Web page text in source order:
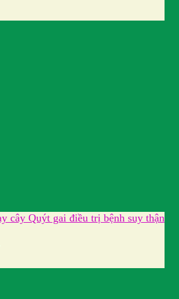
cây Quýt gai điều trị bệnh suy thận